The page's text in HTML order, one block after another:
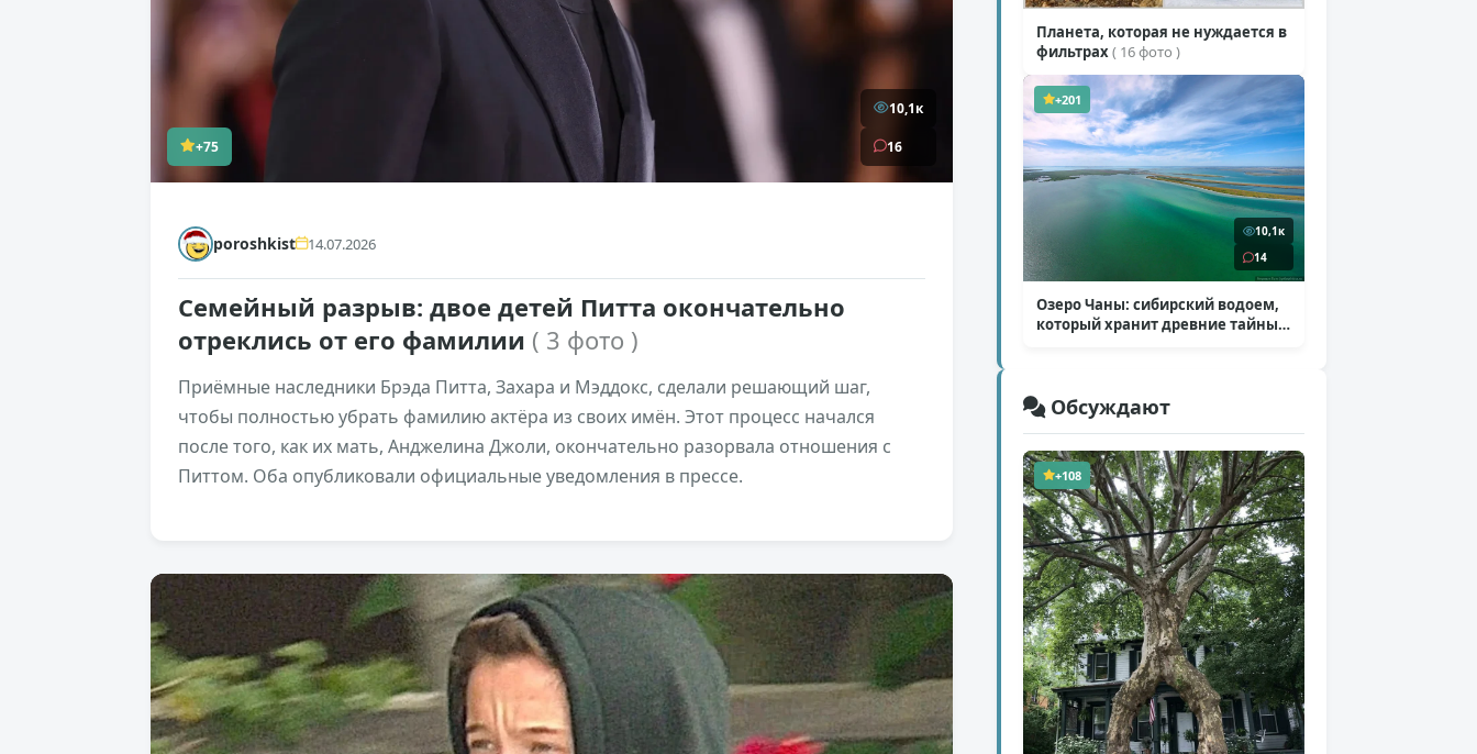
+75
10,1к
16
poroshkist 14.07.2026
Семейный разрыв: двое детей Питта окончательно
отреклись от его фамилии ( 3 фото )
Приёмные наследники Брэда Питта, Захара и Мэддокс, сделали решающий шаг,
чтобы полностью убрать фамилию актёра из своих имён. Этот процесс начался
после того, как их мать, Анджелина Джоли, окончательно разорвала отношения с
Питтом. Оба опубликовали официальные уведомления в прессе.
Планета, которая не нуждается в
фильтрах( 16 фото )
+201
10,1к
14
Озеро Чаны: сибирский водоем,
который хранит древние тайны
Обсуждают
+108